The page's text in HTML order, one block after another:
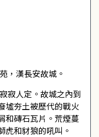
，漢長安故城。
寂人定。故城之內到
墟夯土被歷代的戰火
和磚石瓦片。荒煙蔓
虎和豺狼的吼叫。